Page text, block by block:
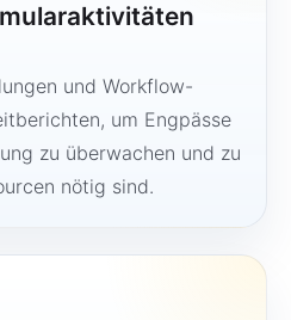
und Workflow-
um Engpässe
zu überwachen und zu
nötig sind.